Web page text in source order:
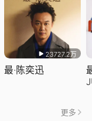
23727.2万
最·陈奕迅
更多